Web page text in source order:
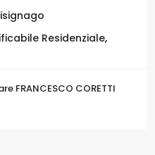
Residenziale,
FRANCESCO CORETTI